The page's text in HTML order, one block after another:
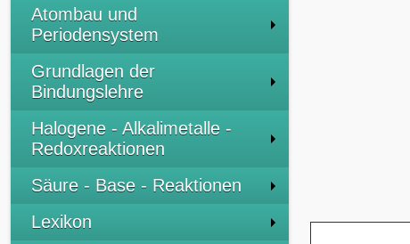
Atombau und
Periodensystem
Grundlagen der
Bindungslehre
Halogene - Alkalimetalle -
Redoxreaktionen
Säure - Base - Reaktionen
Lexikon